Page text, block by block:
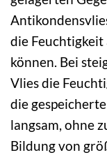
die
können. Bei
Vlies die
die
langsam, ohne
Bildung von